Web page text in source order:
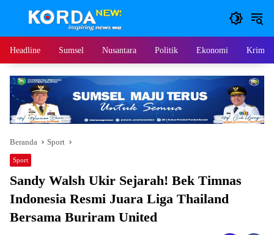
Headline Sumsel Nusantara Politik Ekonomi
Beranda Sport
Sport
Sandy Walsh Ukir Sejarah! Bek Timnas
Indonesia Resmi Juara Liga Thailand
Bersama Buriram United